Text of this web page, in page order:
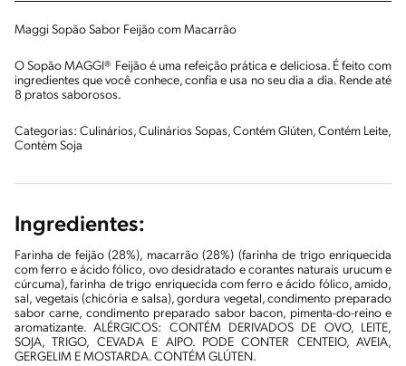
Maggi Sopão Sabor Feijão com Macarrão
O Sopão MAGGI® Feijão é uma refeição prática e deliciosa. É feito com
ingredientes que você conhece, confia e usa no seu dia a dia. Rende até
8 pratos saborosos.
Categorias: Culinários, Culinários Sopas, Contém Glúten, Contém Leite,
Contém Soja
Ingredientes:
Farinha de feijão (28%), macarrão (28%) (farinha de trigo enriquecida
com ferro e ácido fólico, ovo desidratado e corantes naturais urucum e
cúrcuma), farinha de trigo enriquecida com ferro e ácido fólico, amido,
sal, vegetais (chicória e salsa), gordura vegetal, condimento preparado
sabor carne, condimento preparado sabor bacon, pimenta-do-reino e
aromatizante. ALÉRGICOS: CONTÉM DERIVADOS DE OVO, LEITE,
SOJA, TRIGO, CEVADA E AIPO. PODE CONTER CENTEIO, AVEIA,
GERGELIM E MOSTARDA. CONTÉM GLÚTEN.